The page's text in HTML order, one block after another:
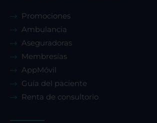
Promociones
Ambulancia
Aseguradoras
Membresías
AppMóvil
Guía del paciente
Renta de consultorio